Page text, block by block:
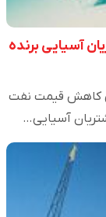
آسیایی برنده
کاهش قیمت نفت